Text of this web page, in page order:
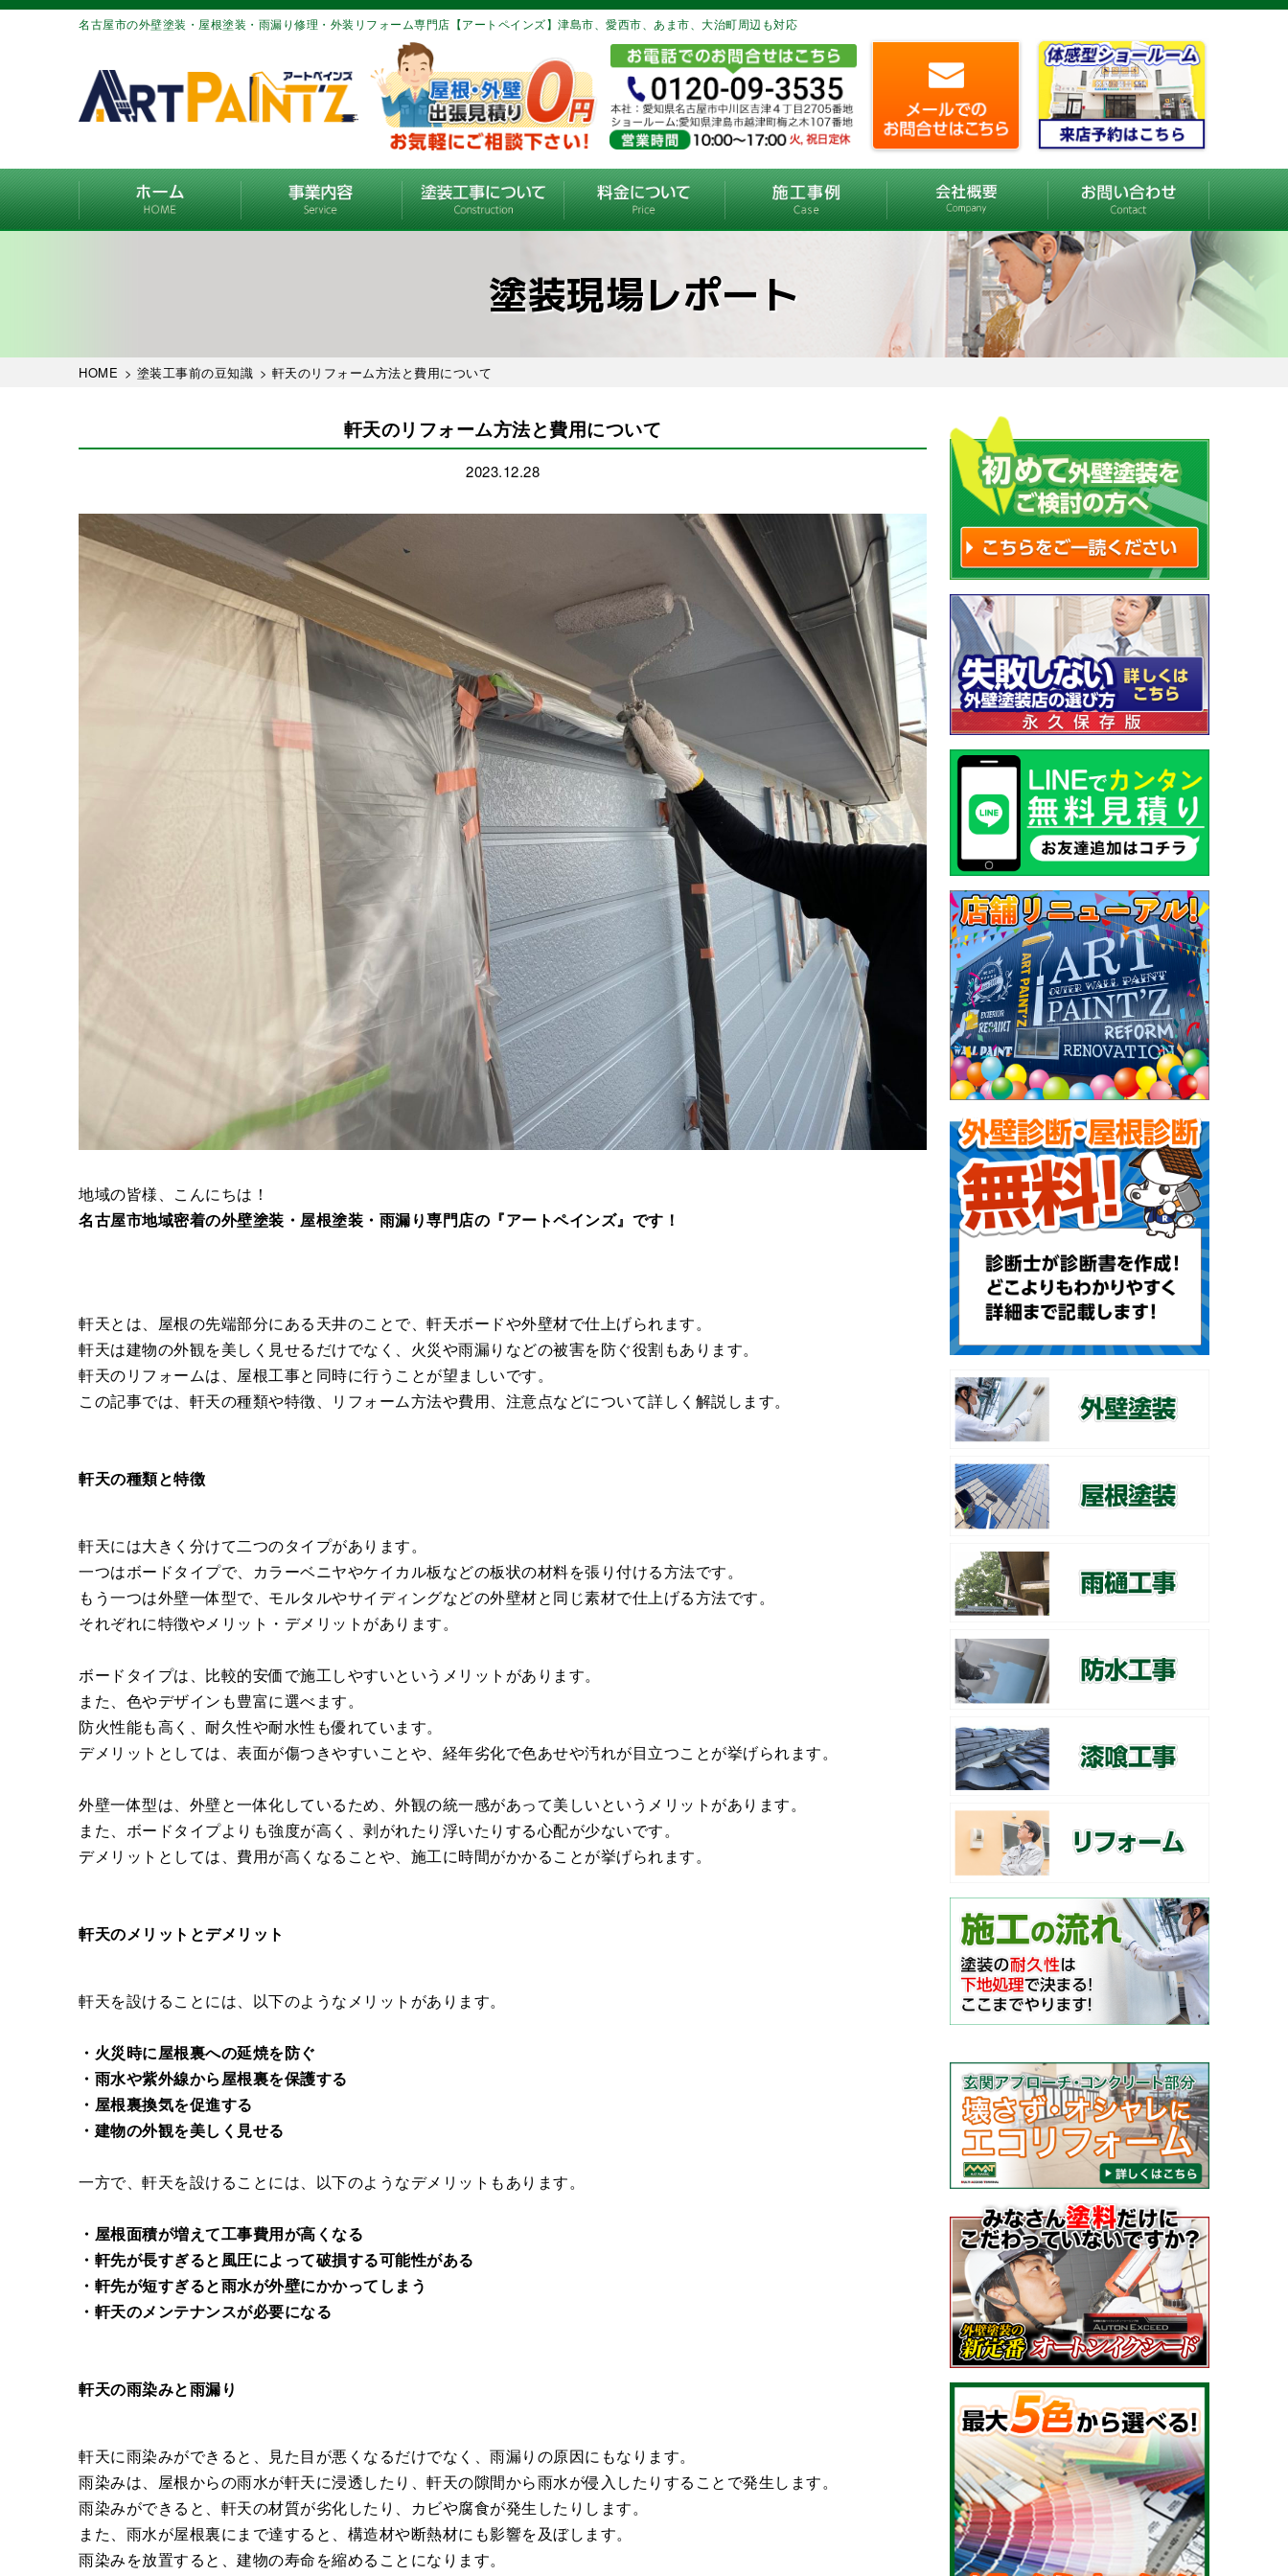
名古屋市の外壁塗装・屋根塗装・雨漏り修理・外装リフォーム専門店【アートペインズ】津島市、愛西市、あま市、大治町周辺も対応
塗装現場レポート
HOME > 塗装工事前の豆知識 > 軒天のリフォーム方法と費用について
軒天のリフォーム方法と費用について
2023.12.28
地域の皆様、こんにちは！
名古屋市地域密着の外壁塗装・屋根塗装・雨漏り専門店の『アートペインズ』です！
軒天とは、屋根の先端部分にある天井のことで、軒天ボードや外壁材で仕上げられます。
軒天は建物の外観を美しく見せるだけでなく、火災や雨漏りなどの被害を防ぐ役割もあります。
軒天のリフォームは、屋根工事と同時に行うことが望ましいです。
この記事では、軒天の種類や特徴、リフォーム方法や費用、注意点などについて詳しく解説します。
軒天の種類と特徴
軒天には大きく分けて二つのタイプがあります。
一つはボードタイプで、カラーベニヤやケイカル板などの板状の材料を張り付ける方法です。
もう一つは外壁一体型で、モルタルやサイディングなどの外壁材と同じ素材で仕上げる方法です。
それぞれに特徴やメリット・デメリットがあります。
ボードタイプは、比較的安価で施工しやすいというメリットがあります。
また、色やデザインも豊富に選べます。
防火性能も高く、耐久性や耐水性も優れています。
デメリットとしては、表面が傷つきやすいことや、経年劣化で色あせや汚れが目立つことが挙げられます。
外壁一体型は、外壁と一体化しているため、外観の統一感があって美しいというメリットがあります。
また、ボードタイプよりも強度が高く、剥がれたり浮いたりする心配が少ないです。
デメリットとしては、費用が高くなることや、施工に時間がかかることが挙げられます。
軒天のメリットとデメリット
軒天を設けることには、以下のようなメリットがあります。
・火災時に屋根裏への延焼を防ぐ
・雨水や紫外線から屋根裏を保護する
・屋根裏換気を促進する
・建物の外観を美しく見せる
一方で、軒天を設けることには、以下のようなデメリットもあります。
・屋根面積が増えて工事費用が高くなる
・軒先が長すぎると風圧によって破損する可能性がある
・軒先が短すぎると雨水が外壁にかかってしまう
・軒天のメンテナンスが必要になる
軒天の雨染みと雨漏り
軒天に雨染みができると、見た目が悪くなるだけでなく、雨漏りの原因にもなります。
雨染みは、屋根からの雨水が軒天に浸透したり、軒天の隙間から雨水が侵入したりすることで発生します。
雨染みができると、軒天の材質が劣化したり、カビや腐食が発生したりします。
また、雨水が屋根裏にまで達すると、構造材や断熱材にも影響を及ぼします。
雨染みを放置すると、建物の寿命を縮めることになります。